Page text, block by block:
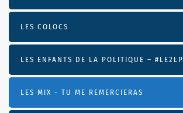
LES COLOCS
LES ENFANTS DE LA POLITIQUE – #LE2LP
LES MIX - TU ME REMERCIERAS